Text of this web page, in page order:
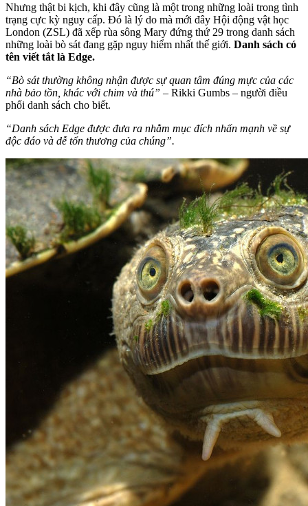
Nhưng thật bi kịch, khi đây cũng là một trong những loài trong tình
trạng cực kỳ nguy cấp. Đó là lý do mà mới đây Hội động vật học
London (ZSL) đã xếp rùa sông Mary đứng thứ 29 trong danh sách
những loài bò sát đang gặp nguy hiểm nhất thế giới. Danh sách có
tên viết tắt là Edge.
“Bò sát thường không nhận được sự quan tâm đúng mực của các
nhà bảo tồn, khác với chim và thú” – Rikki Gumbs – người điều
phối danh sách cho biết.
“Danh sách Edge được đưa ra nhằm mục đích nhấn mạnh về sự
độc đáo và dễ tổn thương của chúng”.